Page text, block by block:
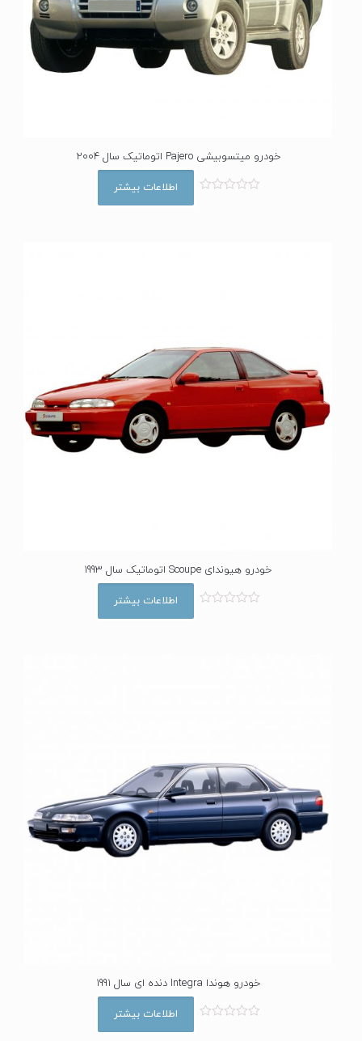
خودرو میتسوبیشی Pajero اتوماتیک سال 2004
اطلاعات بیشتر
خودرو هیوندای Scoupe اتوماتیک سال 1993
اطلاعات بیشتر
خودرو هوندا Integra دنده ای سال 1991
اطلاعات بیشتر